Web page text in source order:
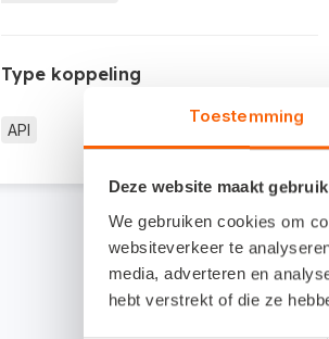
Toestemming
Deze website maakt
We gebruiken cookies om
websiteverkeer te
media, adverteren en
hebt verstrekt of die ze
Type koppeling
API